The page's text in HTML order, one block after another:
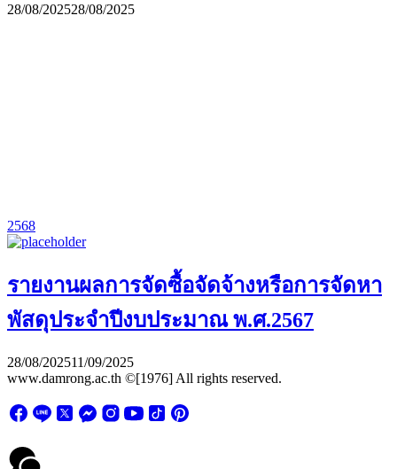
28/08/202528/08/2025
2568
รายงานผลการจัดซื้อจัดจ้างหรือการจัดหา
พัสดุประจำปีงบประมาณ พ.ศ.2567
28/08/202511/09/2025
www.damrong.ac.th ©[1976] All rights reserved.